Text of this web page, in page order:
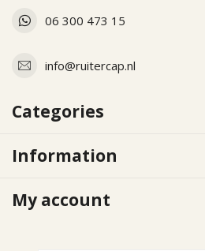
06 300 473 15
info@ruitercap.nl
Categories
Information
My account